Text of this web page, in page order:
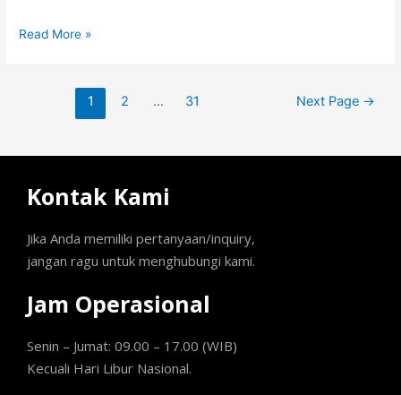
Read More »
1 2 … 31 Next Page →
Kontak Kami
Jika Anda memiliki pertanyaan/inquiry,
jangan ragu untuk menghubungi kami.
Jam Operasional
Senin – Jumat: 09.00 – 17.00 (WIB)
Kecuali Hari Libur Nasional.